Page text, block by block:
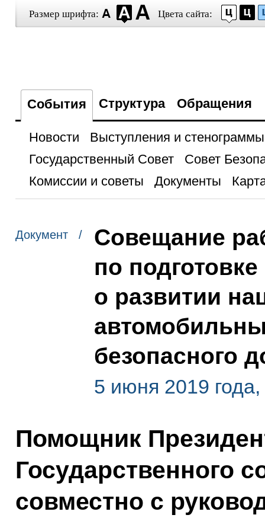
Размер шрифта: Цвета сайта:
События Структура Обращения
Новости
Выступления и стенограммы
Государственный Совет
Совет
Комиссии и советы
Документы
Документ /
Совещание
по
о развитии
безопасного
5 июня 2019
Помощник
Государственного
совместно с